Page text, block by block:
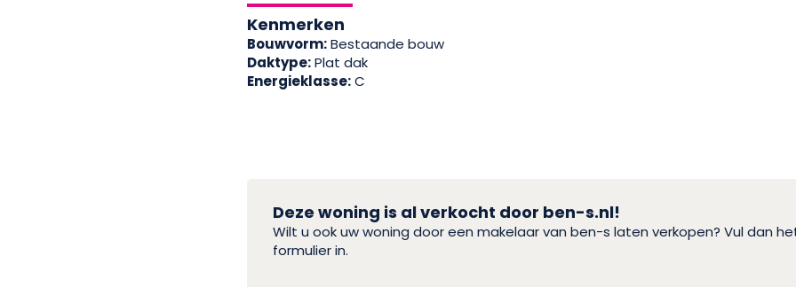
Kenmerken
Bouwvorm:Bestaande bouw
Daktype:Plat dak
Energieklasse:C
Deze woning is al verkocht door ben-s.nl!
Wilt u ook uw woning door een makelaar van ben-s laten verkopen? Vul dan
formulier in.